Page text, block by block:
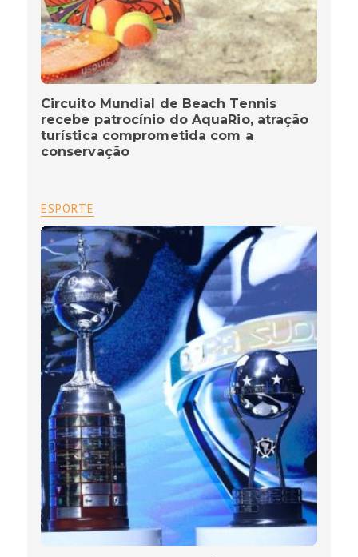
Circuito Mundial de Beach Tennis
recebe patrocínio do AquaRio, atração
turística comprometida com a
conservação
ESPORTE